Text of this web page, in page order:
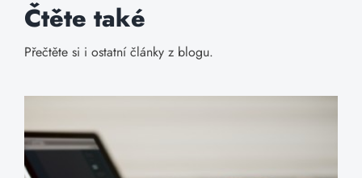
Čtěte také
Přečtěte si i ostatní články z blogu.